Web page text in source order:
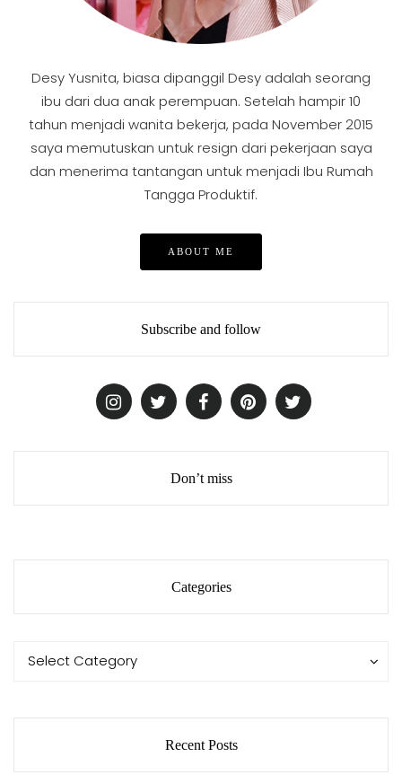
Desy Yusnita, biasa dipanggil Desy adalah seorang
ibu dari dua anak perempuan. Setelah hampir 10
tahun menjadi wanita bekerja, pada November 2015
saya memutuskan untuk resign dari pekerjaan saya
dan menerima tantangan untuk menjadi Ibu Rumah
Tangga Produktif.
ABOUT ME
Subscribe and follow
Don’t miss
Categories
Categories
Select Category
Categories
Recent Posts